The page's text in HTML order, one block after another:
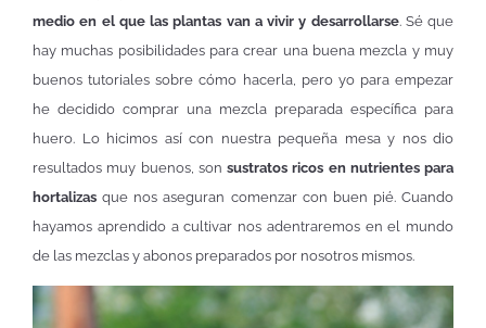
medio en el que las plantas van a vivir y desarrollarse. Sé que
hay muchas posibilidades para crear una buena mezcla y muy
buenos tutoriales sobre cómo hacerla, pero yo para empezar
he decidido comprar una mezcla preparada específica para
huero. Lo hicimos así con nuestra pequeña mesa y nos dio
resultados muy buenos, son sustratos ricos en nutrientes para
hortalizasque nos aseguran comenzar con buen pié. Cuando
hayamos aprendido a cultivar nos adentraremos en el mundo
de las mezclas y abonos preparados por nosotros mismos.